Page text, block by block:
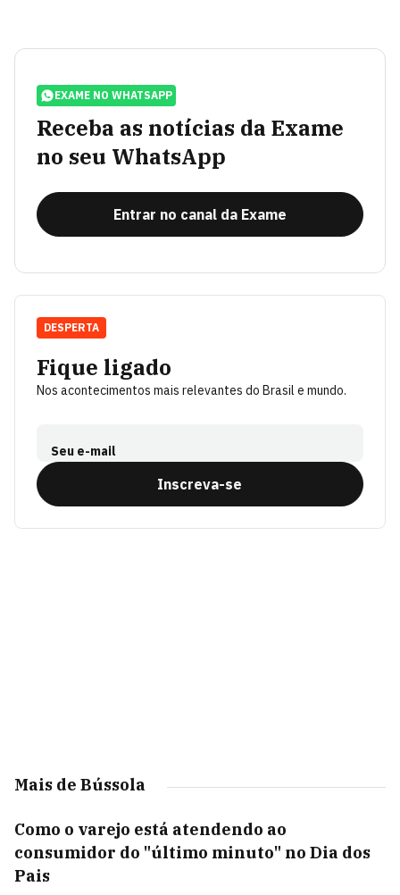
EXAME NO WHATSAPP
Receba as notícias da Exame
no seu WhatsApp
Entrar no canal da Exame
Fique ligado
Nos acontecimentos mais relevantes do Brasil e mundo.
Seu e-mail
Inscreva-se
DESPERTA
Mais de Bússola
Como o varejo está atendendo ao
consumidor do "último minuto" no Dia dos
Pais